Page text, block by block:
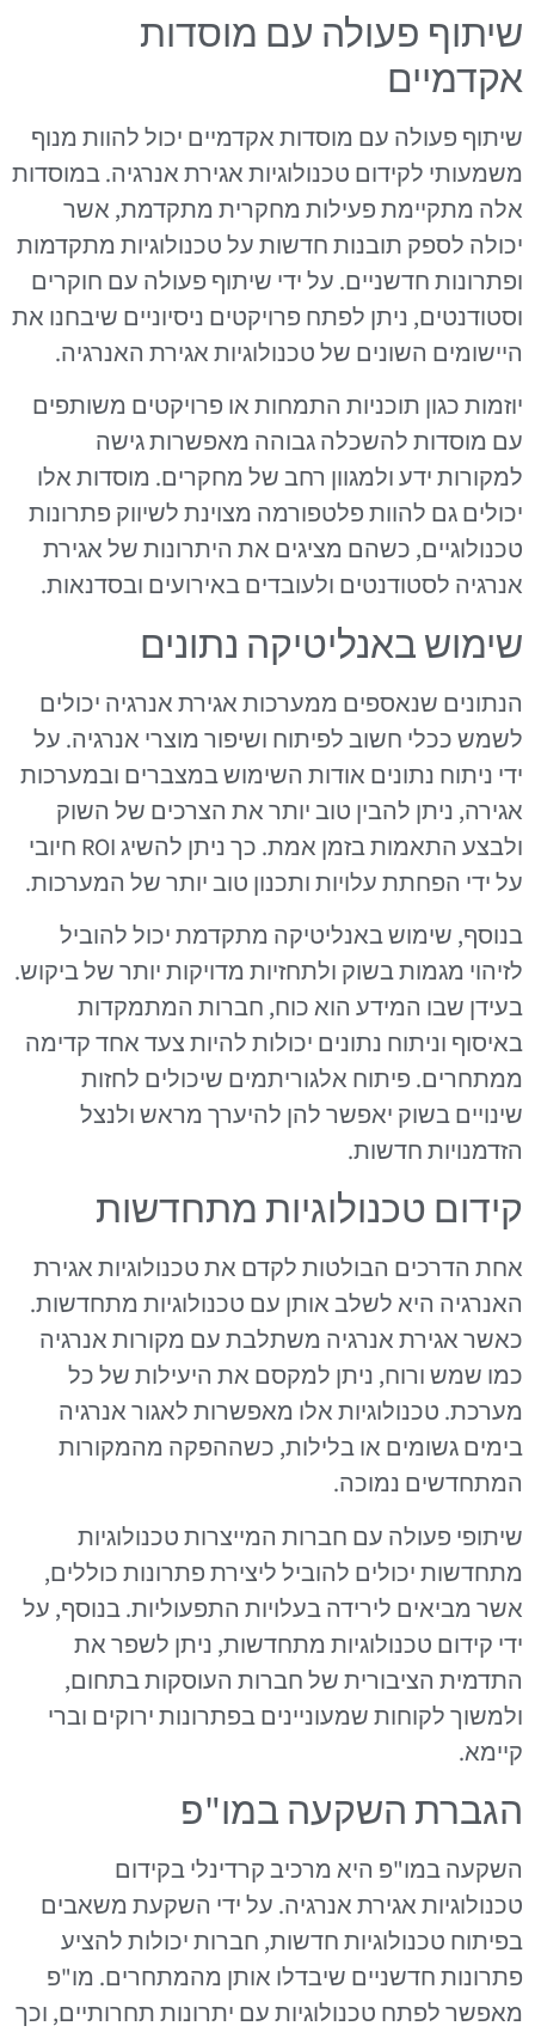
שיתוף פעולה עם מוסדות
אקדמיים
שיתוף פעולה עם מוסדות אקדמיים יכול להוות מנוף
משמעותי לקידום טכנולוגיות אגירת אנרגיה. במוסדות
אלה מתקיימת פעילות מחקרית מתקדמת, אשר
יכולה לספק תובנות חדשות על טכנולוגיות מתקדמות
ופתרונות חדשניים. על ידי שיתוף פעולה עם חוקרים
וסטודנטים, ניתן לפתח פרויקטים ניסיוניים שיבחנו את
היישומים השונים של טכנולוגיות אגירת האנרגיה.
יוזמות כגון תוכניות התמחות או פרויקטים משותפים
עם מוסדות להשכלה גבוהה מאפשרות גישה
למקורות ידע ולמגוון רחב של מחקרים. מוסדות אלו
יכולים גם להוות פלטפורמה מצוינת לשיווק פתרונות
טכנולוגיים, כשהם מציגים את היתרונות של אגירת
אנרגיה לסטודנטים ולעובדים באירועים ובסדנאות.
שימוש באנליטיקה נתונים
הנתונים שנאספים ממערכות אגירת אנרגיה יכולים
לשמש ככלי חשוב לפיתוח ושיפור מוצרי אנרגיה. על
ידי ניתוח נתונים אודות השימוש במצברים ובמערכות
אגירה, ניתן להבין טוב יותר את הצרכים של השוק
ולבצע התאמות בזמן אמת. כך ניתן להשיג ROI חיובי
על ידי הפחתת עלויות ותכנון טוב יותר של המערכות.
בנוסף, שימוש באנליטיקה מתקדמת יכול להוביל
לזיהוי מגמות בשוק ולתחזיות מדויקות יותר של ביקוש.
בעידן שבו המידע הוא כוח, חברות המתמקדות
באיסוף וניתוח נתונים יכולות להיות צעד אחד קדימה
ממתחרים. פיתוח אלגוריתמים שיכולים לחזות
שינויים בשוק יאפשר להן להיערך מראש ולנצל
הזדמנויות חדשות.
קידום טכנולוגיות מתחדשות
אחת הדרכים הבולטות לקדם את טכנולוגיות אגירת
האנרגיה היא לשלב אותן עם טכנולוגיות מתחדשות.
כאשר אגירת אנרגיה משתלבת עם מקורות אנרגיה
כמו שמש ורוח, ניתן למקסם את היעילות של כל
מערכת. טכנולוגיות אלו מאפשרות לאגור אנרגיה
בימים גשומים או בלילות, כשההפקה מהמקורות
המתחדשים נמוכה.
שיתופי פעולה עם חברות המייצרות טכנולוגיות
מתחדשות יכולים להוביל ליצירת פתרונות כוללים,
אשר מביאים לירידה בעלויות התפעוליות. בנוסף, על
ידי קידום טכנולוגיות מתחדשות, ניתן לשפר את
התדמית הציבורית של חברות העוסקות בתחום,
ולמשוך לקוחות שמעוניינים בפתרונות ירוקים וברי
קיימא.
הגברת השקעה במו"פ
השקעה במו"פ היא מרכיב קרדינלי בקידום
טכנולוגיות אגירת אנרגיה. על ידי השקעת משאבים
בפיתוח טכנולוגיות חדשות, חברות יכולות להציע
פתרונות חדשניים שיבדלו אותן מהמתחרים. מו"פ
מאפשר לפתח טכנולוגיות עם יתרונות תחרותיים, וכך